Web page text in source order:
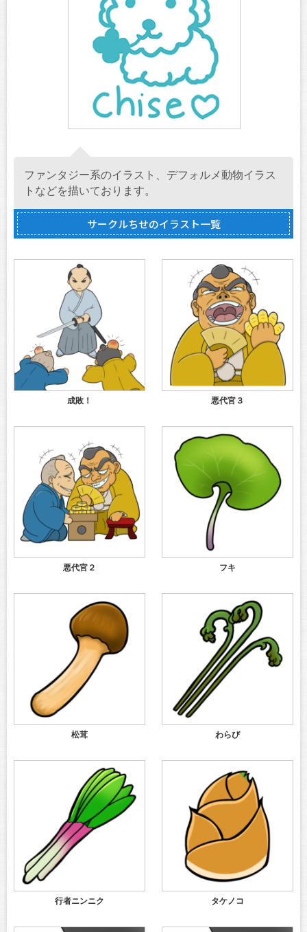
ファンタジー系のイラスト、デフォルメ動物イラス
トなどを描いております。
サークルちせのイラスト一覧
成敗！ 悪代官３
悪代官２ フキ
松茸 わらび
行者ニンニク タケノコ